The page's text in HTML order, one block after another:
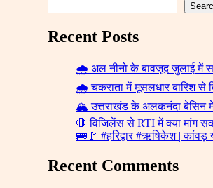
Recent Posts
🌧️ अल नीनो के बावजूद जुलाई में
🌧️ चकराता में मूसलधार बारिश से
🏔️ उत्तराखंड के अलकनंदा बेसिन में
🛑 विजिलेंस से RTI में क्या मांग
🚌🚩 #हरिद्वार #ऋषिकेश | कांवड़
Recent Comments